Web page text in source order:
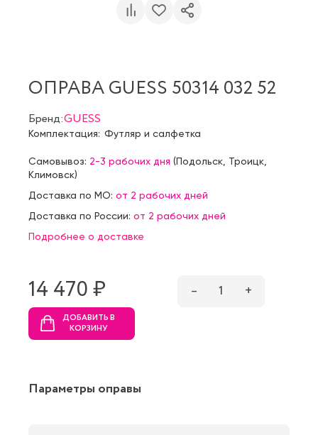
ОПРАВА GUESS 50314 032 52
Бренд:GUESS
Комплектация: Футляр и салфетка
Самовывоз: 2-3 рабочих дня (Подольск Троицк
Климовск)
Доставка по МО: от 2 рабочих дней
Доставка по России: от 2 рабочих дней
Подробнее о доставке
14 470 ₷ – 1 +
ДОБАВИТЬ В
КОРЗИНУ
Параметры оправы